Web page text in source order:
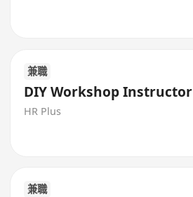
兼職
DIY Workshop Instructor
HR Plus
兼職